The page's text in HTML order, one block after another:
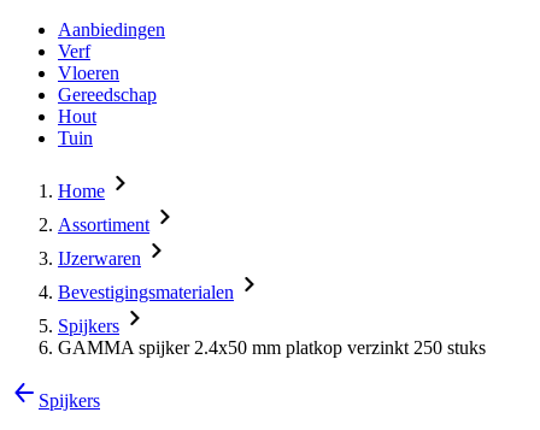
Aanbiedingen
Verf
Vloeren
Gereedschap
Hout
Tuin
Home
Assortiment
IJzerwaren
Bevestigingsmaterialen
Spijkers
GAMMA spijker 2.4x50 mm platkop verzinkt 250 stuks
Spijkers